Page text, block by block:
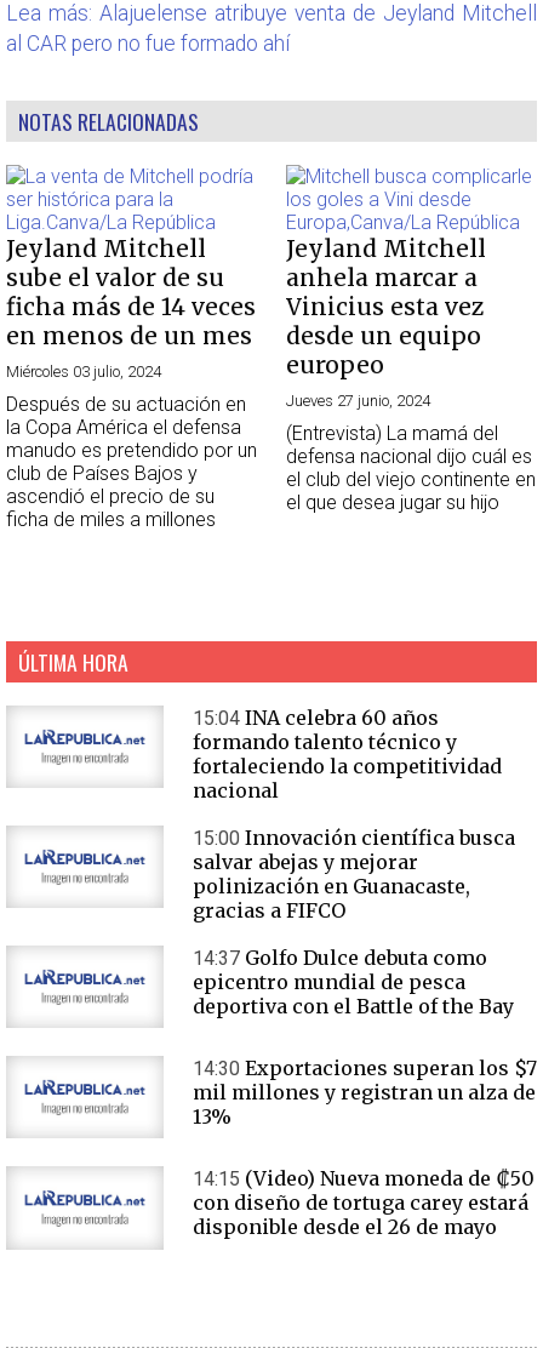
Lea más: Alajuelense atribuye venta de Jeyland Mitchell
al CAR pero no fue formado ahí
NOTAS RELACIONADAS
Jeyland Mitchell
sube el valor de su
ficha más de 14 veces
en menos de un mes
Miércoles 03 julio, 2024
Después de su actuación en
la Copa América el defensa
manudo es pretendido por un
club de Países Bajos y
ascendió el precio de su
ficha de miles a millones
Jeyland Mitchell
anhela marcar a
Vinicius esta vez
desde un equipo
europeo
Jueves 27 junio, 2024
(Entrevista) La mamá del
defensa nacional dijo cuál es
el club del viejo continente en
el que desea jugar su hijo
ÚLTIMA HORA
15:04 INA celebra 60 años
formando talento técnico y
fortaleciendo la competitividad
nacional
15:00 Innovación científica busca
salvar abejas y mejorar
polinización en Guanacaste,
gracias a FIFCO
14:37 Golfo Dulce debuta como
epicentro mundial de pesca
deportiva con el Battle of the Bay
14:30 Exportaciones superan los $7
mil millones y registran un alza de
13%
14:15 (Video) Nueva moneda de ₡50
con diseño de tortuga carey estará
disponible desde el 26 de mayo